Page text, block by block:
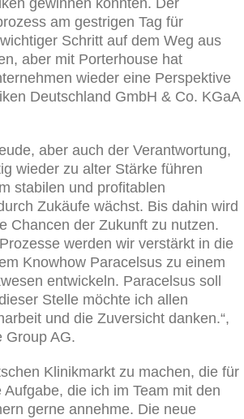
gewinnen konnten. Der
am gestrigen Tag für
Schritt auf dem Weg aus
aber mit Porterhouse hat
wieder eine Perspektive
Deutschland GmbH & Co. KGaA
aber auch der Verantwortung,
wieder zu alter Stärke führen
stabilen und profitablen
Zukäufe wächst. Bis dahin wird
Chancen der Zukunft zu nutzen.
werden wir verstärkt in die
Knowhow Paracelsus zu einem
entwickeln. Paracelsus soll
Stelle möchte ich allen
und die Zuversicht danken.“,
Group AG.
Klinikmarkt zu machen, die für
die ich im Team mit den
gerne annehme. Die neue